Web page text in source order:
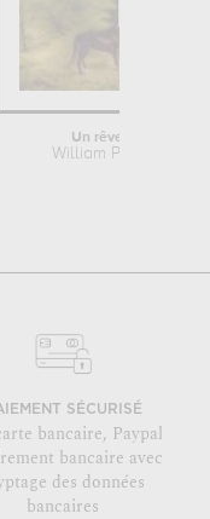
Un rêve d'avenir
William Powell Frith
SÉCURISÉ
bancaire, Paypal
bancaire avec
des données
bancaires